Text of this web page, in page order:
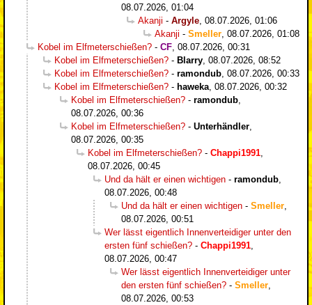
08.07.2026, 01:04
Akanji - Argyle 08.07.2026, 01:06
Akanji - Smeller 08.07.2026, 01:08
Kobel im Elfmeterschießen? - CF 08.07.2026, 00:31
Kobel im Elfmeterschießen? - Blarry 08.07.2026, 08:52
Kobel im Elfmeterschießen? - ramondub 08.07.2026, 00:33
Kobel im Elfmeterschießen? - haweka 08.07.2026, 00:32
Kobel im Elfmeterschießen? - ramondub
08.07.2026, 00:36
Kobel im Elfmeterschießen? - Unterhändler
08.07.2026, 00:35
Kobel im Elfmeterschießen? - Chappi1991
08.07.2026, 00:45
Und da hält er einen wichtigen - ramondub
08.07.2026, 00:48
Und da hält er einen wichtigen - Smeller
08.07.2026, 00:51
Wer lässt eigentlich Innenverteidiger unter den
ersten fünf schießen? - Chappi1991
08.07.2026, 00:47
Wer lässt eigentlich Innenverteidiger unter
den ersten fünf schießen? - Smeller
08.07.2026, 00:53